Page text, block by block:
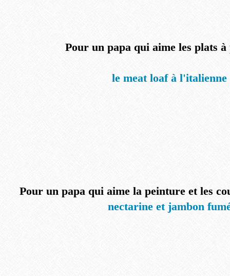
Pour un papa qui aime les plats
le meat loaf à l'italienne
Pour un papa qui aime la peinture et les
nectarine et jambon